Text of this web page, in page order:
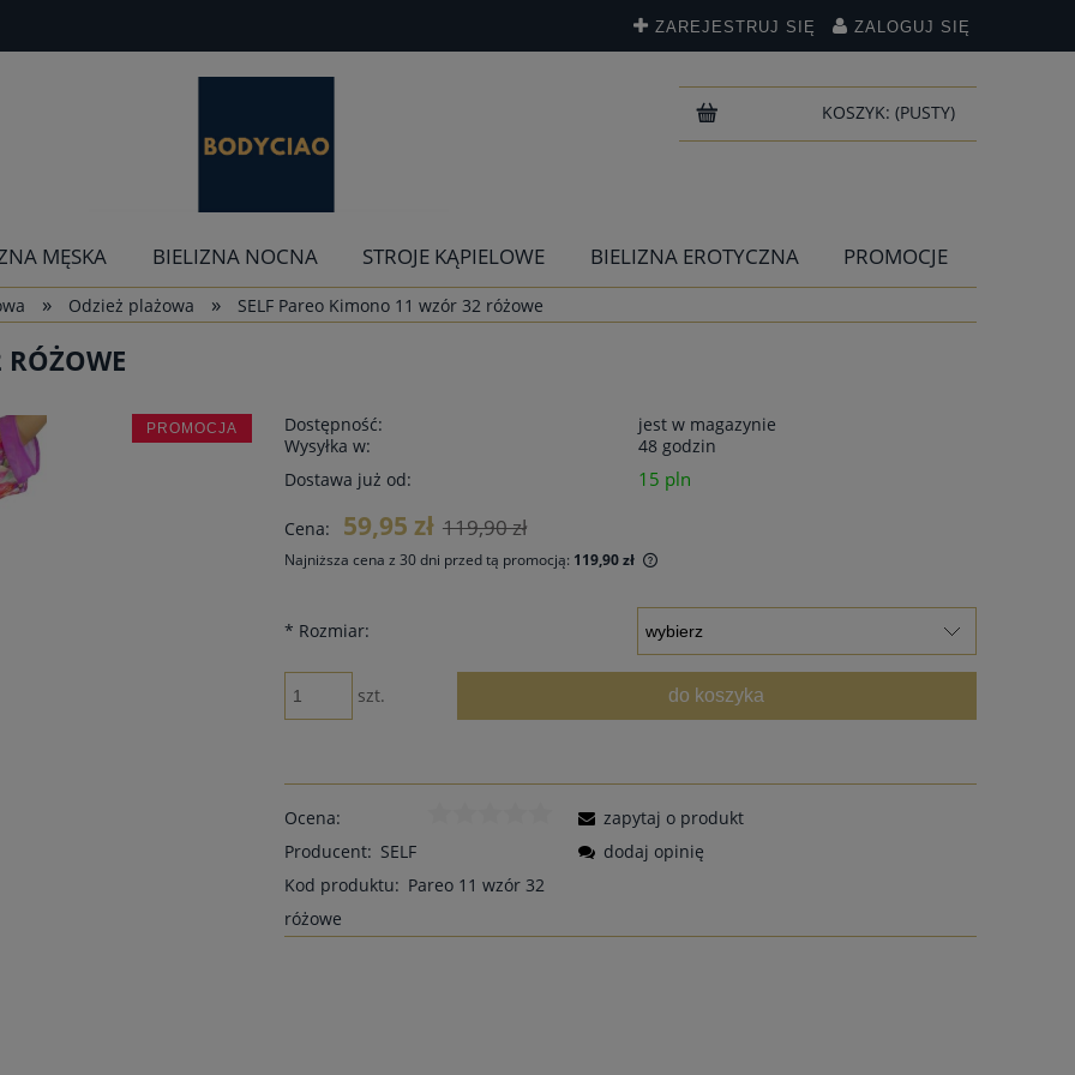
ZAREJESTRUJ SIĘ ZALOGUJ SIĘ
KOSZYK: (PUSTY)
MĘSKA BIELIZNA NOCNA STROJE KĄPIELOWE BIELIZNA EROTYCZNA PROMOCJE
» Odzież plażowa » SELF Pareo Kimono 11 wzór 32 różowe
PROMOCJA Dostępność:
jest w magazynie
Wysyłka w:
48 godzin
Dostawa już od:
15 pln
Cena: 59,95 zł 119,90 zł
Najniższa cena z 30 dni przed tą promocją: 119,90 zł
30 dni, wyświetlana jest najniższa cena od
* Rozmiar:
szt. do koszyka
Ocena:
Producent: SELF
Kod produktu: Pareo 11 wzór 32
różowe
zapytaj o produkt
dodaj opinię